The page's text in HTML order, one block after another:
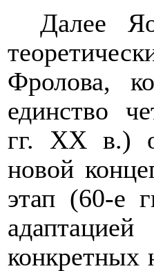
Далее
Фролова,
единство
гг. ХХ в.)
новой
этап (60-е
конкретных